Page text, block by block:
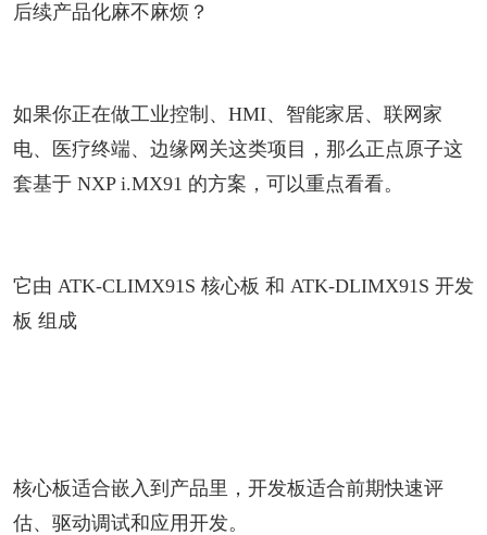
后续产品化麻不麻烦？
如果你正在做工业控制、HMI、智能家居、联网家
电、医疗终端、边缘网关这类项目，那么正点原子这
套基于 NXP i.MX91 的方案，可以重点看看。
它由 ATK-CLIMX91S 核心板 和 ATK-DLIMX91S 开发
板 组成
核心板适合嵌入到产品里，开发板适合前期快速评
估、驱动调试和应用开发。